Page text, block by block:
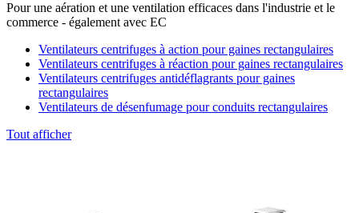
Pour une aération et une ventilation efficaces dans l'industrie et le
commerce - également avec EC
Ventilateurs centrifuges à action pour gaines rectangulaires
Ventilateurs centrifuges à réaction pour gaines rectangulaires
Ventilateurs centrifuges antidéflagrants pour gaines
rectangulaires
Ventilateurs de désenfumage pour conduits rectangulaires
Tout afficher